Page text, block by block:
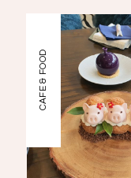
CAFE & FOOD